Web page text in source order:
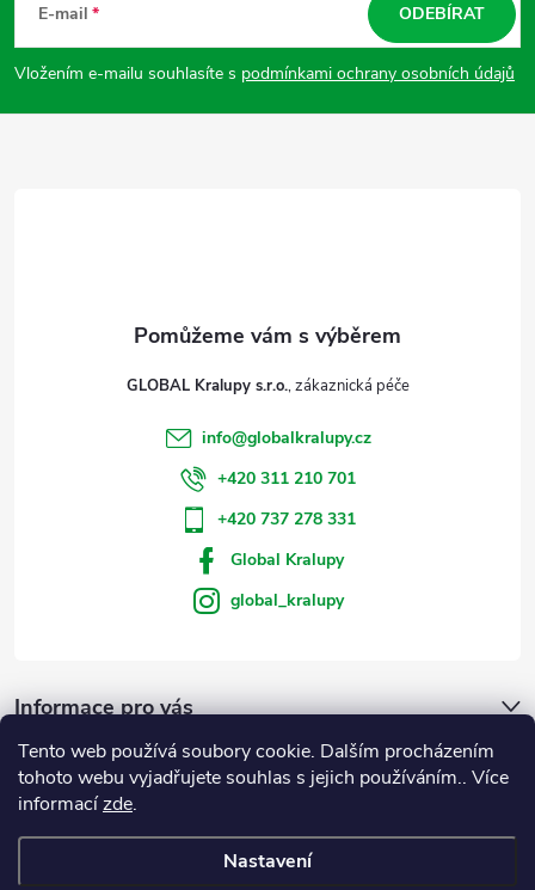
Tento web používá soubory cookie. Dalším procházením
tohoto webu vyjadřujete souhlas s jejich používáním.. Více
informacízde.
Nastavení
p
a
E-mail
Vložením e-mailu souhlasíte s podmínkami ochrany osobních údajů
ODEBÍRAT
Informace pro vás
GLOBAL Kralupy s.r.o.
info@globalkralupy.cz
+420 311 210 701
+420 737 278 331
Global Kralupy
global_kralupy
Přijímáme online platby